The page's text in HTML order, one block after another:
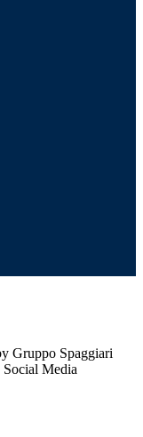
Gruppo Spaggiari
Media